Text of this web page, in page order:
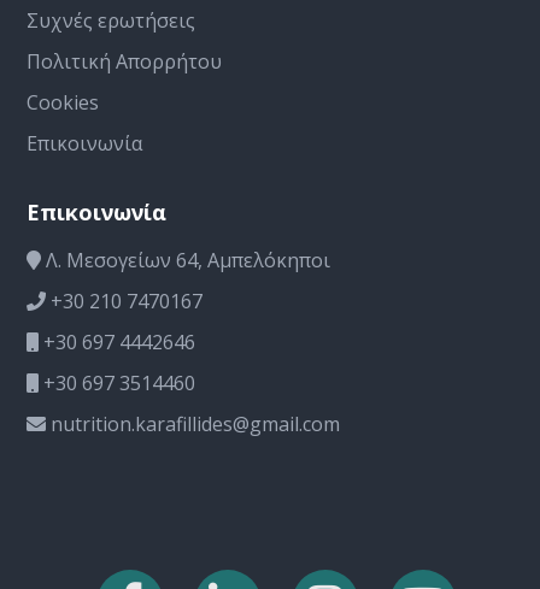
Συχνές ερωτήσεις
Πολιτική Απορρήτου
Cookies
Επικοινωνία
Επικοινωνία
Λ. Μεσογείων 64, Αμπελόκηποι
+30 210 7470167
+30 697 4442646
+30 697 3514460
nutrition.karafillides@gmail.com